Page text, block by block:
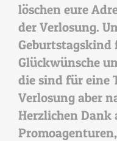
löschen eure
der Verlosung.
Geburtstagskind
Glückwünsche
die sind für eine
Verlosung aber
Herzlichen Dank